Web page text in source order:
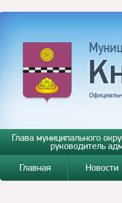
Глава муниципального
руководитель
Главная
Новости